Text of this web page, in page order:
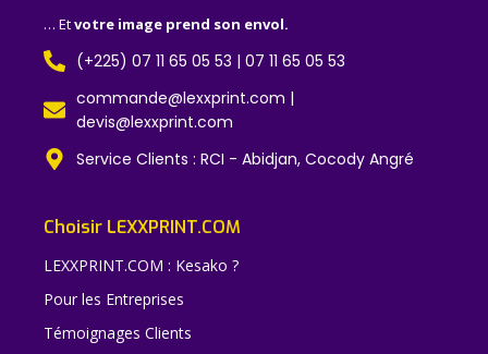
… Etvotre image prend son envol.
(+225) 07 11 65 05 53 | 07 11 65 05 53
commande@lexxprint.com |
devis@lexxprint.com
Service Clients : RCI - Abidjan, Cocody Angré
Choisir LEXXPRINT.COM
LEXXPRINT.COM : Kesako ?
Pour les Entreprises
Témoignages Clients